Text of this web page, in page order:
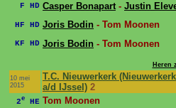
F HD Casper Bonapart- Justin
HF HD Joris Bodin - Tom Moonen
KF HD Joris Bodin - Tom Moonen
Heren
10 mei
2015
T.C. Nieuwerkerk (Nieuwerkerk
a/d IJssel) 2
2e HE Tom Moonen